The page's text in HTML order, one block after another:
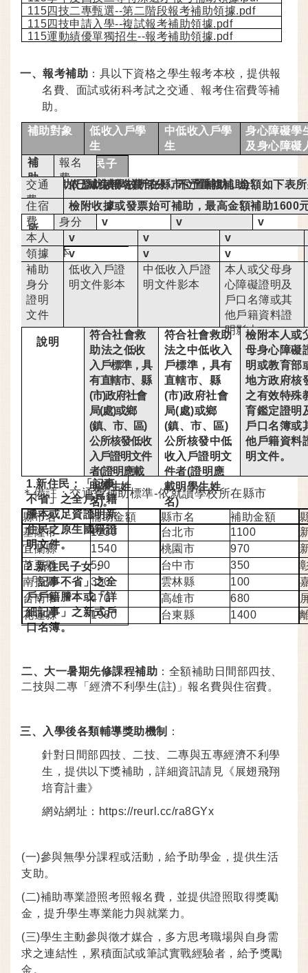
115四技二專甄選--第二階段報考補助領據.pdf
115四技申請入學--複試報考補助領據.pdf
115運動績優單獨招生--報考補助領據.pdf
一、 報考補助 ：具以下資格之學生報考本校，提供報
名費、面試或術科考試之交通、報考住宿費等補
助。
補助對象
低收入戶學
生
中低收入戶學
生
身心障礙學
及身心障礙
新住民及新住民子
女
補
助
項
目
報名
費
全額補助(已減免報名費部分，不予重複補助)
交通
費
依原就讀學校所在縣市位置補助，金額如下表
住宿
費
檢附收據或發票始可補助，最高金額補助1600
所
需
檢
附
文
件
身分
證影
本
v v
v
v
本人
存摺
影本
v v
v
領據
正本
v v
v
補助
身分
證明
文件
低收入戶證
明文件影本
中低收入戶證
明文件影本
本人或父母身
心障礙證明及
戶口名簿或其
他戶籍資料證
明影本
說明
符合社會救
助法之低收
入戶標準，具
有直轄市、縣
(市)政府社會
局(處)或鄉
(鎮、市、區)
公所核發低收
入戶證明文件
者(證明應載
明學生姓
名)。
符合社會救助
法之中低收入
戶標準，具有
直轄市、縣
(市)政府社會
局(處)或鄉
(鎮、市、區)
公所核發中低
收入戶證明文
件者(證明應
載明學生姓
名)
檢附本人或
母身心障礙
明或教育部
地方政府核
之有效特殊
育鑑定證明
戶口名簿或
他戶籍資料
明文件。
1.新住民：「記事
不省」之全戶戶籍
謄本或足資證明新
住民之原生國籍證
明文件。
2.新住民子女：
「記事不省」之全
戶戶籍謄本或「詳
細記事」之新式戶
口名簿。
＊備註：交通費補助標準-依就讀學校所在縣市
縣市名 補助金額 縣市名 補助金額
基隆市
1230 台北市 1100
宜蘭縣
1540 桃園市 970
苗栗縣
590 台中市 350
南投縣
350 雲林縣 100
台南市
470 高雄市 680
花蓮縣
1980 台東縣 1400
二、大一暑期先修課程補助 ：全額補助日間部四技、
二技與二專「經濟不利學生(註)」報名費與住宿費。
三、 入學後各類輔導獎助機制
：
針對日間部四技、二技、二專與五專經濟不利學
生，提供以下獎補助，詳細資訊請見《展翅飛翔
培育計畫》
網站網址： https://reurl.cc/ra8GYx
(一)參與無學分課程或活動，給予助學金，提供生活
支助。
(二)補助專業證照考照報名費，並提供證照取得獎勵
金，提升學生專業能力與就業力。
(三)學生主動參與徵才媒合，多方思考職場與自身需
求之連結性，累積面試或筆試實戰經驗者，給予獎勵
金。